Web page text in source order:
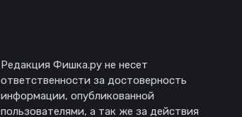
Редакция Фишка.ру не несет
ответственности за достоверность
информации, опубликованной
пользователями, а так же за действия